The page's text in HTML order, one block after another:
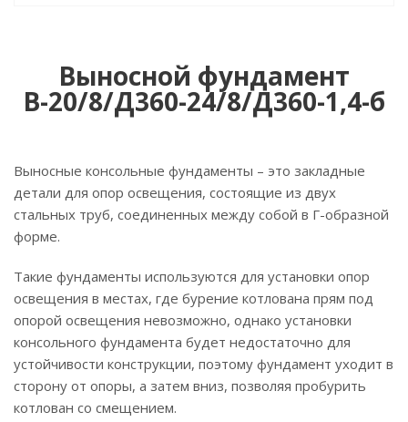
Выносной фундамент
В-20/8/Д360-24/8/Д360-1,4-б
Выносные консольные фундаменты – это закладные
детали для опор освещения, состоящие из двух
стальных труб, соединенных между собой в Г-образной
форме.
Такие фундаменты используются для установки опор
освещения в местах, где бурение котлована прям под
опорой освещения невозможно, однако установки
консольного фундамента будет недостаточно для
устойчивости конструкции, поэтому фундамент уходит в
сторону от опоры, а затем вниз, позволяя пробурить
котлован со смещением.